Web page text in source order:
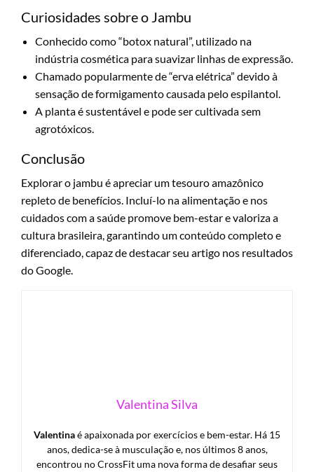
Curiosidades sobre o Jambu
Conhecido como “botox natural”, utilizado na
indústria cosmética para suavizar linhas de expressão.
Chamado popularmente de “erva elétrica” devido à
sensação de formigamento causada pelo espilantol.
A planta é sustentável e pode ser cultivada sem
agrotóxicos.
Conclusão
Explorar o jambu é apreciar um tesouro amazônico
repleto de benefícios. Incluí-lo na alimentação e nos
cuidados com a saúde promove bem-estar e valoriza a
cultura brasileira, garantindo um conteúdo completo e
diferenciado, capaz de destacar seu artigo nos resultados
do Google.
Valentina Silva
Valentinaé apaixonada por exercícios e bem-estar. Há 15
anos, dedica-se à musculação e, nos últimos 8 anos,
encontrou no CrossFit uma nova forma de desafiar seus